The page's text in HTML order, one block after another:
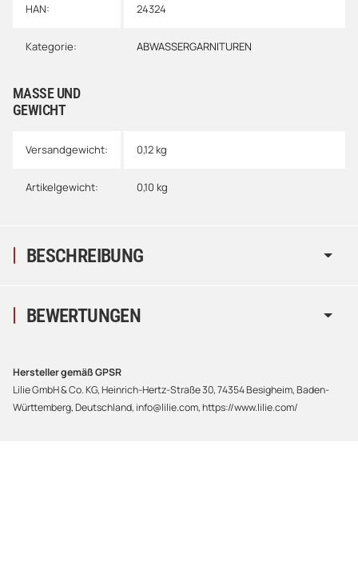
HAN: 24324
Kategorie: ABWASSERGARNITUREN
MASSE UND G
EWICHT
Versandgewicht: 0,12 kg
Artikelgewicht: 0,10 kg
BESCHREIBUNG
BEWERTUNGEN
Hersteller gemäß GPSR
Lilie GmbH & Co. KG, Heinrich-Hertz-Straße 30, 74354 Besigheim, Baden-
Württemberg, Deutschland, info@lilie.com, https://www.lilie.com/